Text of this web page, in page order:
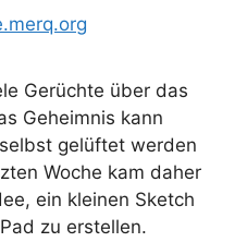
Gerüchte über das
Geheimnis kann
gelüftet werden
Woche kam daher
ein kleinen Sketch
zu erstellen.